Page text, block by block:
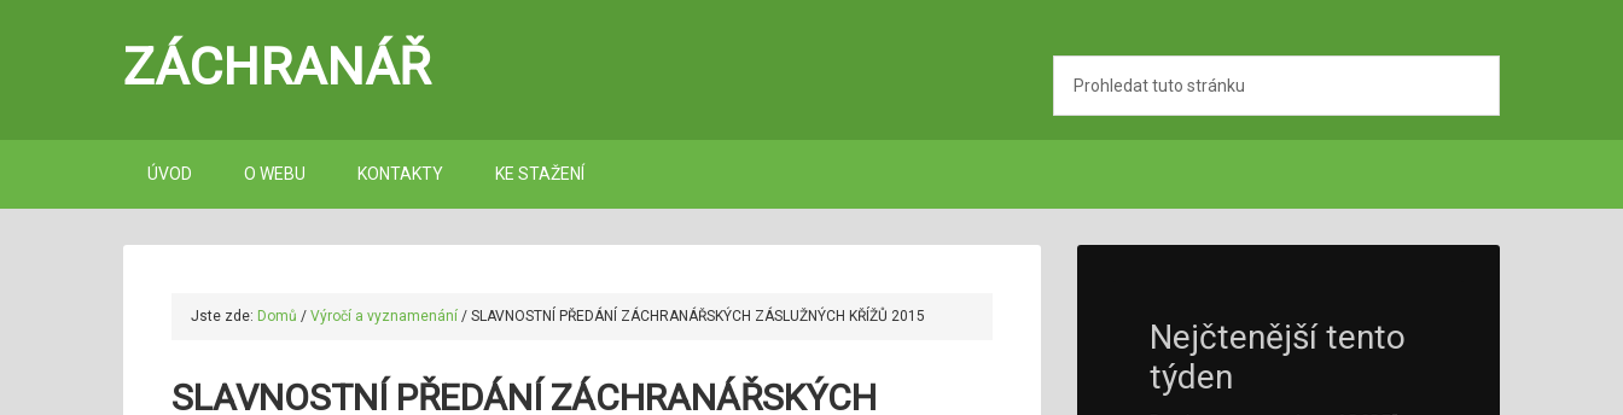
ZÁCHRANÁŘ
ÚVOD O WEBU KONTAKTY KE STAŽENÍ
Jste zde: Domů / Výročí a vyznamenání / SLAVNOSTNÍ PŘEDÁNÍ ZÁCHRANÁŘSKÝCH ZÁSLUŽNÝCH KŘÍŽŮ 2015
SLAVNOSTNÍ PŘEDÁNÍ ZÁCHRANÁŘSKÝCH
Nejčtenější tento
týden